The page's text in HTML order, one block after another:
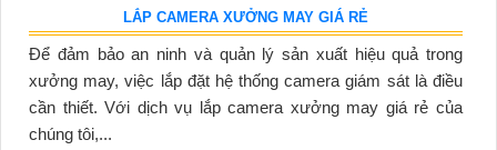
LẮP CAMERA XƯỞNG MAY GIÁ RẺ
Để đảm bảo an ninh và quản lý sản xuất hiệu quả trong
xưởng may, việc lắp đặt hệ thống camera giám sát là điều
cần thiết. Với dịch vụ lắp camera xưởng may giá rẻ của
chúng tôi,...